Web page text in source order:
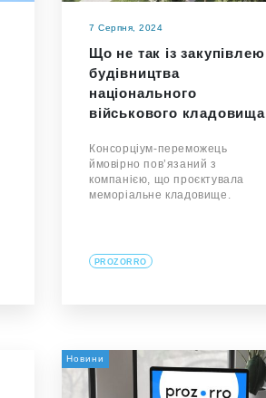
7 Серпня, 2024
Що не так із закупівлею
будівництва
національного
військового кладовища
Консорціум-переможець
ймовірно пов’язаний з
компанією, що проєктувала
меморіальне кладовище.
PROZORRO
Новини